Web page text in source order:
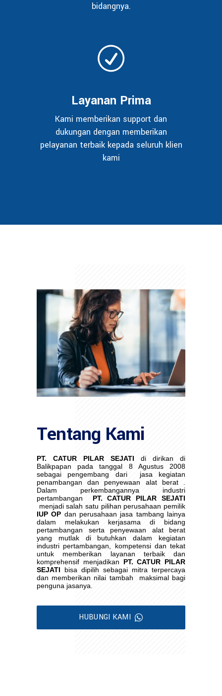
bidangnya.
Layanan Prima
Kami memberikan support dan
dukungan dengan memberikan
pelayanan terbaik kepada seluruh klien
kami
Tentang Kami
PT. CATUR PILAR SEJATI di dirikan di
Balikpapan pada tanggal 8 Agustus 2008
sebagai pengembang dari
jasa kegiatan
penambangan dan penyewaan alat berat .
Dalam perkembangannya industri
pertambangan
PT. CATUR PILAR SEJATI
menjadi salah satu pilihan perusahaan pemilik
IUP OP dan perusahaan jasa tambang lainya
dalam melakukan kerjasama di bidang
pertambangan serta penyewaan alat berat
yang mutlak di butuhkan dalam kegiatan
industri pertambangan, kompetensi dan tekat
untuk memberikan layanan terbaik dan
komprehensif menjadikan PT. CATUR PILAR
SEJATI bisa dipilih sebagai mitra terpercaya
dan memberikan nilai tambah
maksimal bagi
penguna jasanya.
HUBUNGI KAMI